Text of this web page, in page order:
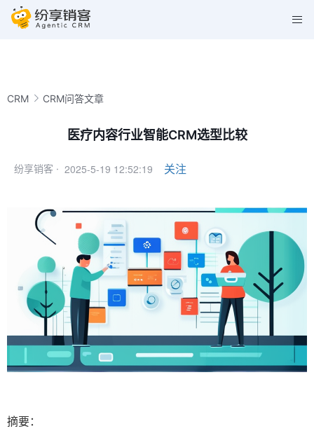
CRM CRM问答文章
医疗内容行业智能CRM选型比较
纷享销客 · 2025-5-19 12:52:19 关注
摘要：